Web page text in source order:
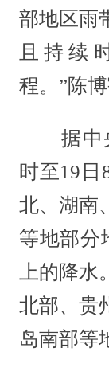
部地区雨
且持续
程。”陈博
据中央
时至19日
北、湖南
等地部分
上的降
北部、贵
岛南部等